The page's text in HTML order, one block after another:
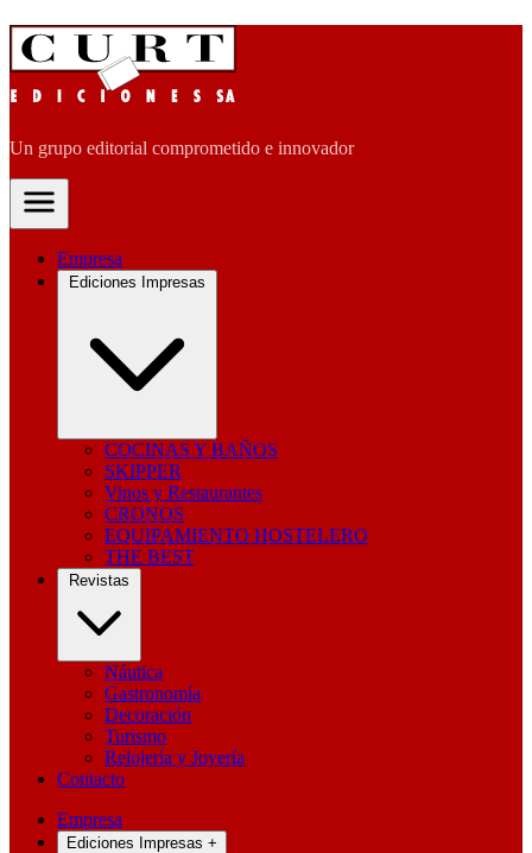
Un grupo editorial comprometido e innovador
Empresa
Ediciones Impresas
COCINAS Y BAÑOS
SKIPPER
Vinos y Restaurantes
CRONOS
EQUIPAMIENTO HOSTELERO
THE BEST
Revistas
Náutica
Gastronomía
Decoración
Turismo
Relojería y Joyería
Contacto
Empresa
Ediciones Impresas +